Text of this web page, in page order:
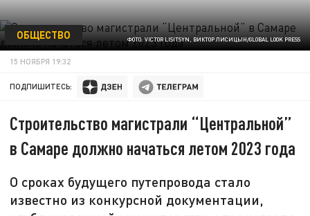
ФОТО: VICTOR LISITSYN, ВИКТОР ЛИСИЦЫН/GLOBAL LOOK PRESS
ОБЩЕСТВО
15 НОЯБРЯ 19:32
ПОДПИШИТЕСЬ:
Строительство магистрали “Центральной”
в Самаре должно начаться летом 2023 года
О сроках будущего путепровода стало
известно из конкурсной документации,